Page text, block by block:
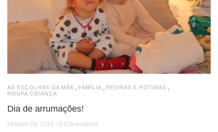
AS ESCOLHAS DA MÃE FAMÍLIA REGRAS E ROTINAS
ROUPA CRIANÇA
Dia de arrumações!
Outubro 29, 2018 0 Comentários